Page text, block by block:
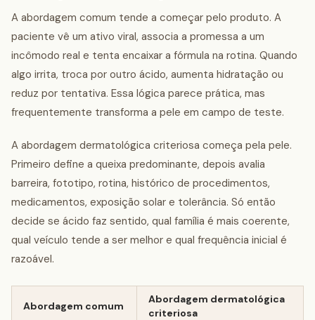
A abordagem comum tende a começar pelo produto. A
paciente vê um ativo viral, associa a promessa a um
incômodo real e tenta encaixar a fórmula na rotina. Quando
algo irrita, troca por outro ácido, aumenta hidratação ou
reduz por tentativa. Essa lógica parece prática, mas
frequentemente transforma a pele em campo de teste.
A abordagem dermatológica criteriosa começa pela pele.
Primeiro define a queixa predominante, depois avalia
barreira, fototipo, rotina, histórico de procedimentos,
medicamentos, exposição solar e tolerância. Só então
decide se ácido faz sentido, qual família é mais coerente,
qual veículo tende a ser melhor e qual frequência inicial é
razoável.
Abordagem comum
Abordagem dermatológica
criteriosa